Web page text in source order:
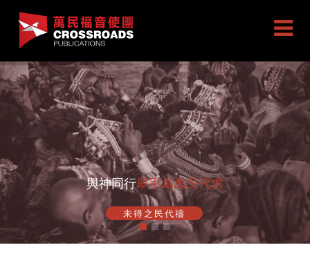
與神同行舉手為萬民代求
未得之民代禱